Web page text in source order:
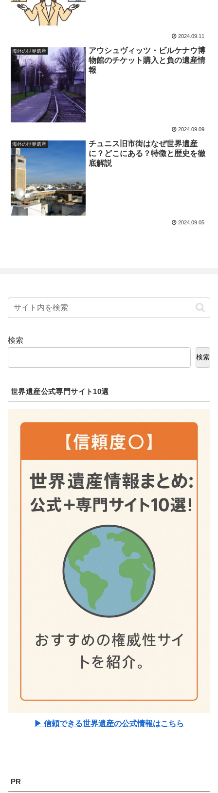
2024.09.11
海外の世界遺産
アウシュヴィッツ・ビルケナウ博
物館のチケット購入と負の遺産情
報
2024.09.09
海外の世界遺産
チュニス旧市街はなぜ世界遺産
に？どこにある？特徴と歴史を徹
底解説
2024.09.05
検索
検索
世界遺産公式専門サイト10選
▶ 信頼できる世界遺産の公式情報はこちら
PR